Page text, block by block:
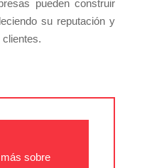
pueden construir
su reputación y
sobre